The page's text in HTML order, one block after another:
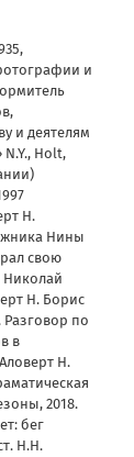
и
и деятелям
Holt,
Н.
Нины
свою
Николай
Н. Борис
Разговор по
в
Н.
2018.
бег
Н.Н.